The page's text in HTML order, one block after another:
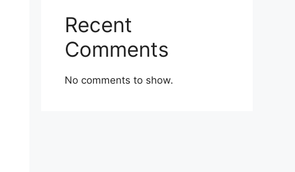
Recent
Comments
No comments to show.